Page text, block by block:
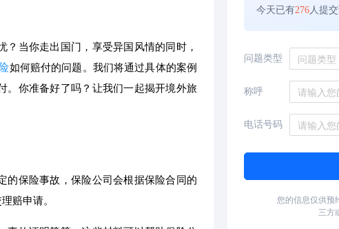
当你走出国门，享受异国风情的同时，
如何赔付的问题。我们将通过具体的案例
。你准备好了吗？让我们一起揭开境外旅
的保险事故，保险公司会根据保险合同的
赔申请。
今天已有276人提
问题类型 问题类型
称呼
电话号码
您的信息仅供预
三方